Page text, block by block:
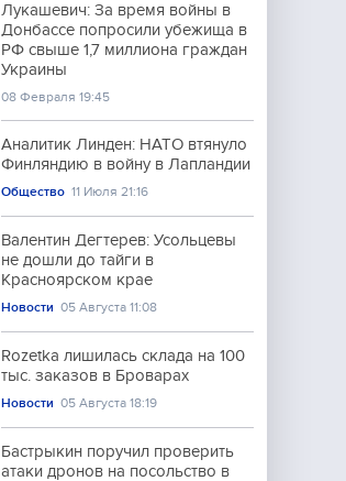
Лукашевич: За время войны в
Донбассе попросили убежища в
РФ свыше 1,7 миллиона граждан
Украины
08 Февраля 19:45
Аналитик Линден: НАТО втянуло
Финляндию в войну в Лапландии
Общество 11 Июля 21:16
Валентин Дегтерев: Усольцевы
не дошли до тайги в
Красноярском крае
Новости 05 Августа 11:08
Rozetka лишилась склада на 100
тыс. заказов в Броварах
Новости 05 Августа 18:19
Бастрыкин поручил проверить
атаки дронов на посольство в